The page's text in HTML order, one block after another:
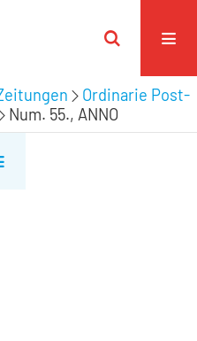
Ordinarie Post-
Num. 55., ANNO